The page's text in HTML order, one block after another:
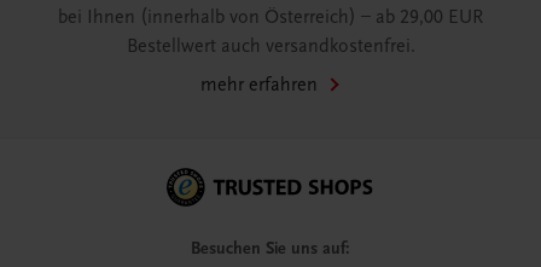
bei Ihnen (innerhalb von Österreich) – ab 29,00 EUR
Bestellwert auch versandkostenfrei.
mehr erfahren
Besuchen Sie uns auf: